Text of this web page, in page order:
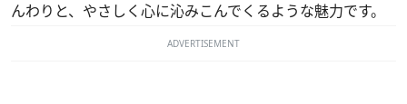
んわりと、やさしく心に沁みこんでくるような魅力です。
ADVERTISEMENT